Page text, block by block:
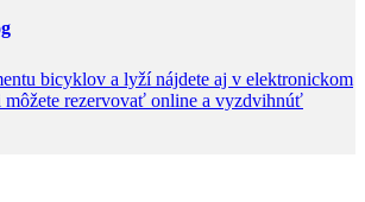
bicyklov a lyží nájdete aj v elektronickom
môžete rezervovať online a vyzdvihnúť